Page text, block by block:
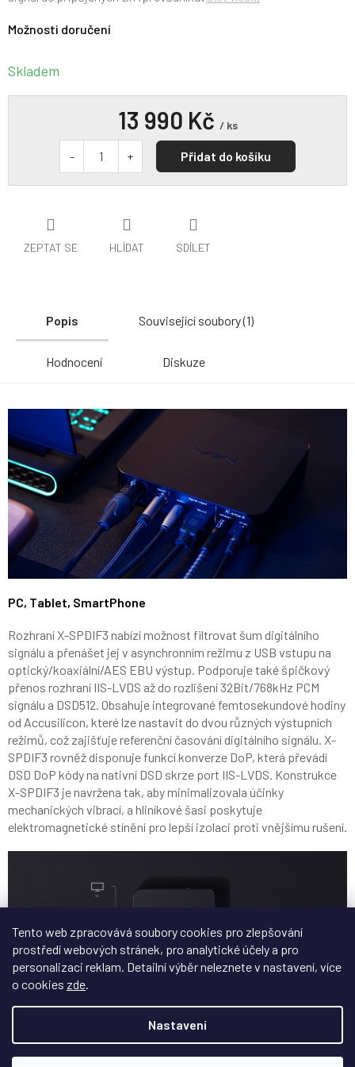
Tento web zpracovává soubory cookies pro zlepšování
prostředí webových stránek, pro analytické účely a pro
personalizaci reklam. Detailní výběr neleznete v nastavení, více
o cookies zde
Nastavení
Skladem
Možnosti doručení
ZEPTAT SE HLÍDAT SDÍLET
13 990 Kč / ks
Přidat do košíku
Popis Související soubory (1)
Hodnocení Diskuze
PC, Tablet, SmartPhone
Rozhraní X-SPDIF3 nabízí možnost filtrovat šum digitálního
signálu a přenášet jej v asynchronním režimu z USB vstupu na
optický/koaxiální/AES EBU výstup. Podporuje také špičkový
přenos rozhraní IIS-LVDS až do rozlišení 32Bit/768kHz PCM
signálu a DSD512. Obsahuje integrované femtosekundové hodiny
od Accusilicon, které lze nastavit do dvou různých výstupních
režimů, což zajišťuje referenční časování digitálního signálu. X-
SPDIF3 rovněž disponuje funkcí konverze DoP, která převádí
DSD DoP kódy na nativní DSD skrze port IIS-LVDS. Konstrukce
X-SPDIF3 je navržena tak, aby minimalizovala účinky
mechanických vibrací, a hliníkové šasi poskytuje
elektromagnetické stínění pro lepší izolaci proti vnějšímu rušení.
Oficiální stránky Matrix Audio X-SPDIF3
Doplňkové parametry